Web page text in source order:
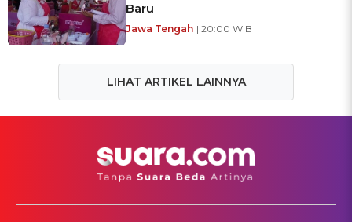
Baru
Jawa Tengah | 20:00 WIB
LIHAT ARTIKEL LAINNYA